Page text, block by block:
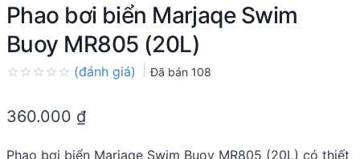
Phao bơi biển Marjaqe Swim
Buoy MR805 (20L)
out
(đánh giá) Đã bán 108
360.000 ₫
Phao bơi biển Marjaqe Swim Buoy MR805 (20L) có thiết